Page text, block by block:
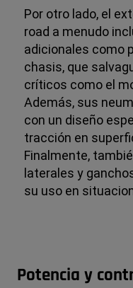
Por otro lado, el
road a menudo
adicionales como
chasis, que
críticos como el
Además, sus
con un diseño
tracción en
Finalmente,
laterales y
su uso en
Potencia y